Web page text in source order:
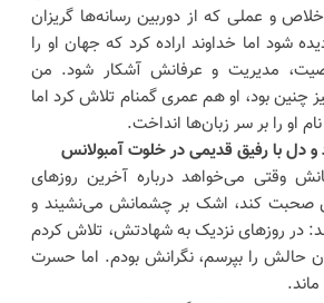
و عملی که از دوربین رسانه‌ها گریزان
شود اما خداوند اراده کرد که جهان او را
مدیریت و عرفانش آشکار شود. من
چنین بود، او هم عمری گمنام تلاش کرد اما
او را بر سر زبان‌ها انداخت.
با رفیق قدیمی در خلوت آمبولانس
وقتی می‌خواهد درباره آخرین روزهای
صحبت کند، اشک بر چشمانش می‌نشیند و
در روزهای نزدیک به شهادتش، تلاش کردم
حالش را بپرسم، نگرانش بودم. اما حسرت